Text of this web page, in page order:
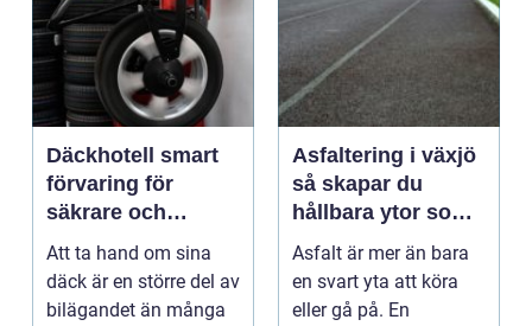
Däckhotell smart
förvaring för
säkrare och
enklare bilägande
Att ta hand om sina
däck är en större del av
bilägandet än många
Asfaltering i växjö
så skapar du
hållbara ytor som
fungerar året runt
Asfalt är mer än bara
en svart yta att köra
eller gå på. En